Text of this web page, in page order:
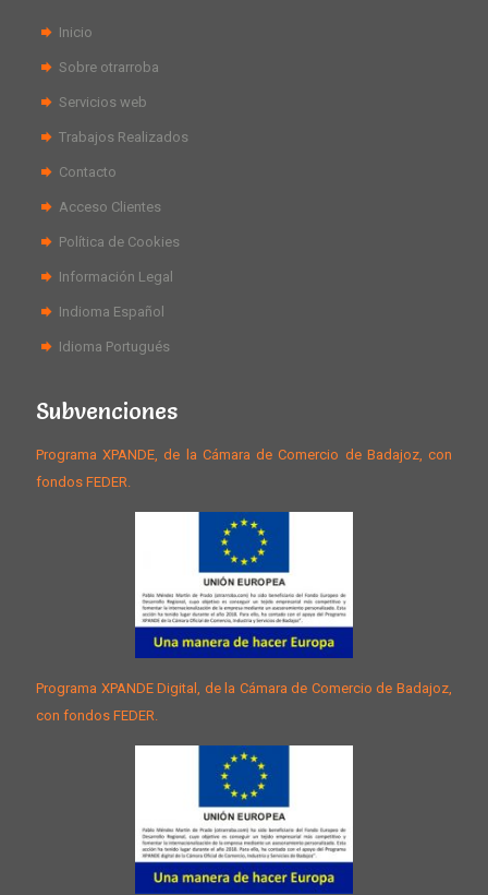
Inicio
Sobre otrarroba
Servicios web
Trabajos Realizados
Contacto
Acceso Clientes
Política de Cookies
Información Legal
Indioma Español
Idioma Portugués
Subvenciones
Programa XPANDE, de la Cámara de Comercio de Badajoz, con
fondos FEDER.
Programa XPANDE Digital, de la Cámara de Comercio de Badajoz,
con fondos FEDER.